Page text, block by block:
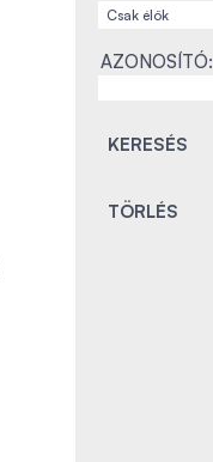
AZONOSÍTÓ: